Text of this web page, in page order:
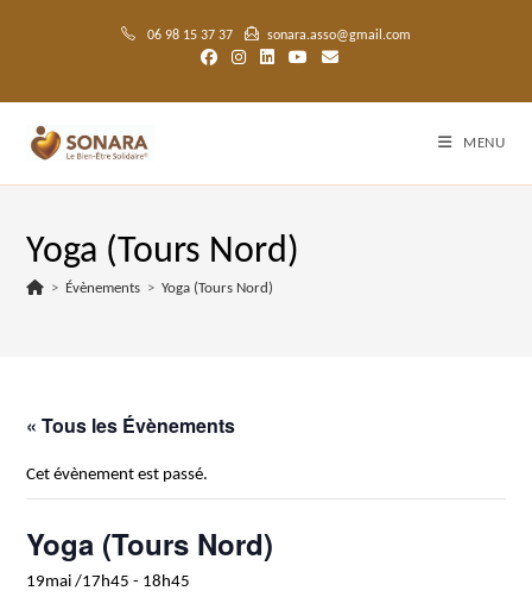
06 98 15 37 37 sonara.asso@gmail.com
MENU
Yoga (Tours Nord)
> Évènements > Yoga (Tours Nord)
« Tous les Évènements
Cet évènement est passé.
Yoga (Tours Nord)
19mai /17h45 - 18h45